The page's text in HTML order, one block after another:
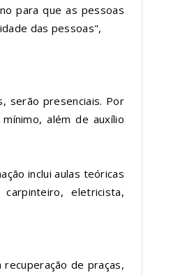
para que as pessoas
das pessoas",
serão presenciais. Por
além de auxílio
inclui aulas teóricas
eletricista,
de praças,